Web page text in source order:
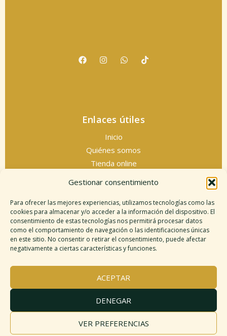
Gestionar consentimiento
Para ofrecer las mejores experiencias, utilizamos tecnologías como las
cookies para almacenar y/o acceder a la información del dispositivo. El
consentimiento de estas tecnologías nos permitirá procesar datos
como el comportamiento de navegación o las identificaciones únicas
en este sitio. No consentir o retirar el consentimiento, puede afectar
negativamente a ciertas características y funciones.
ACEPTAR
DENEGAR
VER PREFERENCIAS
Enlaces útiles
Inicio
Quiénes somos
Tienda online
Información legal
Descargo de responsabilidad
Política de cookies
Mapa del sitio